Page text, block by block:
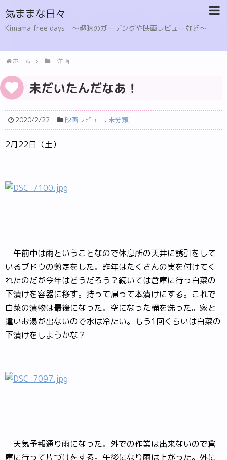
気ままな日々
Kimama free days 〜趣味のガーデングや映画レビューなど〜
ホーム ・洋画
未だいたんだなあ！
2020/2/22 映画レビュー, 未分類
2月22日（土）
午前中は雨ということなので休息所の天井に誘引をして
いるブドウの剪定をした。昨年はたくさんの実を付けてく
れたのだが今年はどうだろう？続いては倉庫に行っ白菜の
下漬けを容器に移す。持って帰って本漬けにする。これで
白菜の漬物は最後になった。空になった桶を洗った。家と
違いお湯が出ないので水は冷たい。もう1回くらいは白菜の
下漬けをしようかな？
天気予報通り雨になった。外での作業は出来ないので倉
庫に行って片づけをする。午後になり雨は上がった。外に